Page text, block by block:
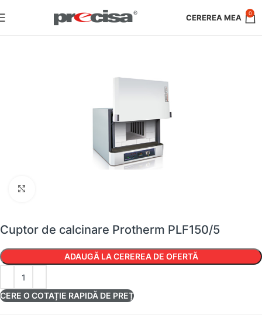
0
Cuptor de calcinare Protherm PLF150/5
ADAUGĂ LA CEREREA DE OFERTĂ
CERE O COTAȚIE RAPIDĂ DE PREȚ